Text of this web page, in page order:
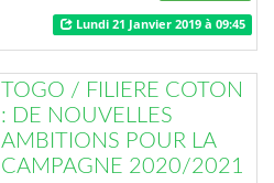
(VIRA) a procédé le samedi
dernier 19 janvier 2019 au
lancement officiel du concours
« FOJEC 2019 ». Placé sous le
thème : « Les problèmes qui
deviennen…
Lundi 21 Janvier 2019 à 09:45
TOGO / FILIERE COTON
: DE NOUVELLES
AMBITIONS POUR LA
CAMPAGNE 2020/2021